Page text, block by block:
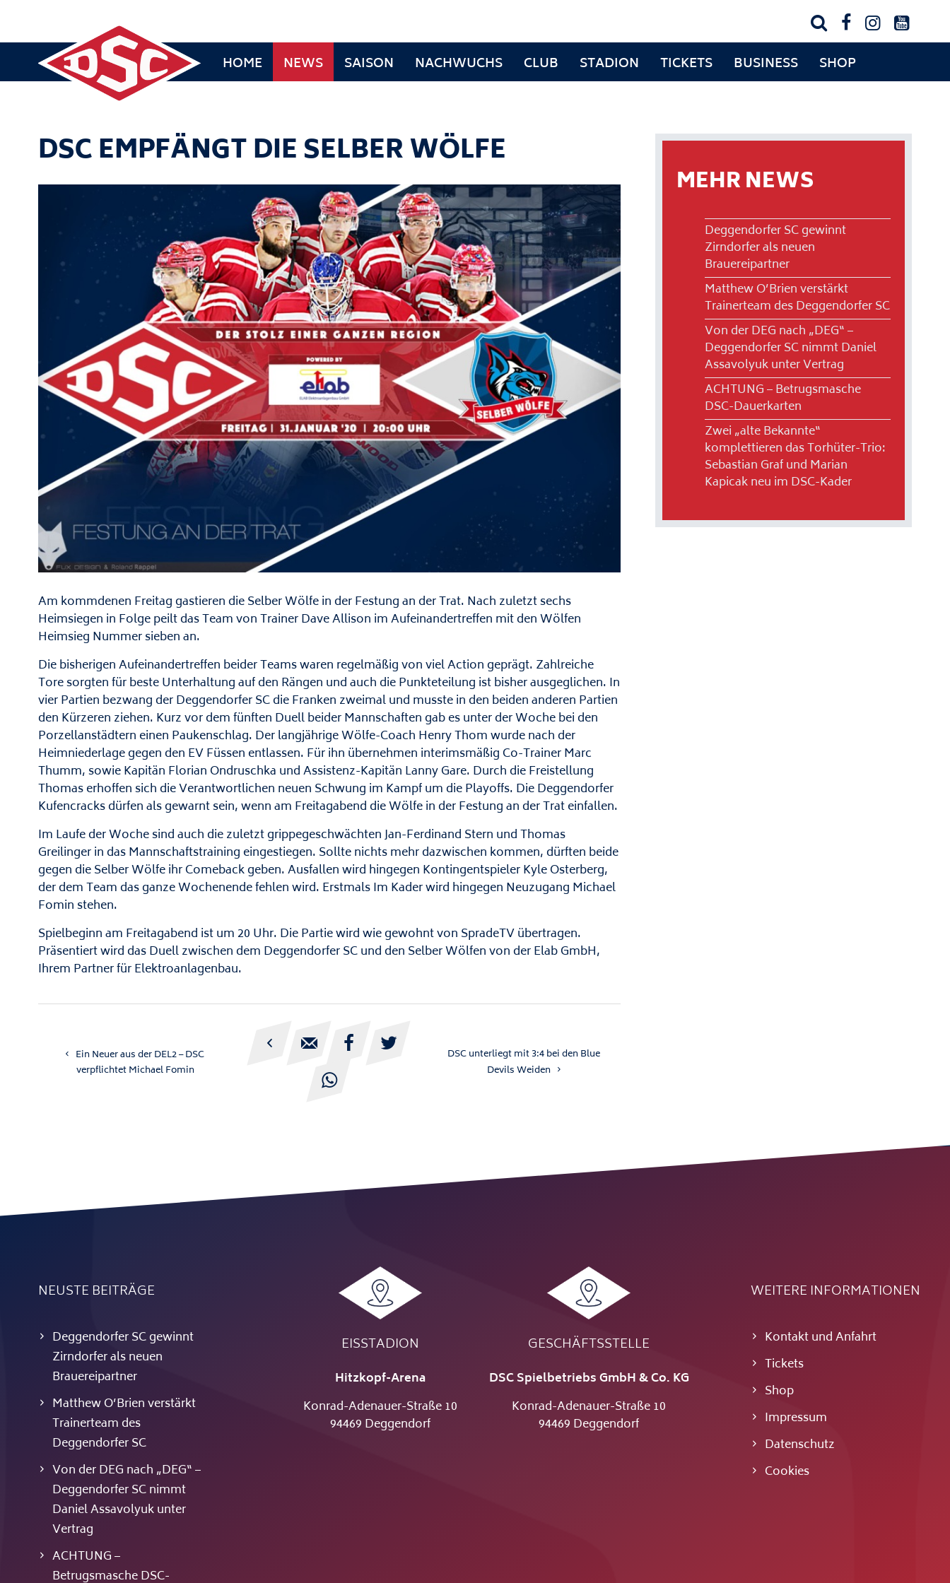
   
HOME NEWS SAISON NACHWUCHS CLUB STADION TICKETS BUSINESS SHOP
DSC EMPFÄNGT DIE SELBER WÖLFE
Am kommdenen Freitag gastieren die Selber Wölfe in der Festung an der Trat. Nach zuletzt sechs
Heimsiegen in Folge peilt das Team von Trainer Dave Allison im Aufeinandertreffen mit den Wölfen
Heimsieg Nummer sieben an.
Die bisherigen Aufeinandertreffen beider Teams waren regelmäßig von viel Action geprägt. Zahlreiche
Tore sorgten für beste Unterhaltung auf den Rängen und auch die Punkteteilung ist bisher ausgeglichen. In
vier Partien bezwang der Deggendorfer SC die Franken zweimal und musste in den beiden anderen Partien
den Kürzeren ziehen. Kurz vor dem fünften Duell beider Mannschaften gab es unter der Woche bei den
Porzellanstädtern einen Paukenschlag. Der langjährige Wölfe-Coach Henry Thom wurde nach der
Heimniederlage gegen den EV Füssen entlassen. Für ihn übernehmen interimsmäßig Co-Trainer Marc
Thumm, sowie Kapitän Florian Ondruschka und Assistenz-Kapitän Lanny Gare. Durch die Freistellung
Thomas erhoffen sich die Verantwortlichen neuen Schwung im Kampf um die Playoffs. Die Deggendorfer
Kufencracks dürfen als gewarnt sein, wenn am Freitagabend die Wölfe in der Festung an der Trat einfallen.
Im Laufe der Woche sind auch die zuletzt grippegeschwächten Jan-Ferdinand Stern und Thomas
Greilinger in das Mannschaftstraining eingestiegen. Sollte nichts mehr dazwischen kommen, dürften beide
gegen die Selber Wölfe ihr Comeback geben. Ausfallen wird hingegen Kontingentspieler Kyle Osterberg,
der dem Team das ganze Wochenende fehlen wird. Erstmals Im Kader wird hingegen Neuzugang Michael
Fomin stehen.
Spielbeginn am Freitagabend ist um 20 Uhr. Die Partie wird wie gewohnt von SpradeTV übertragen.
Präsentiert wird das Duell zwischen dem Deggendorfer SC und den Selber Wölfen von der Elab GmbH,
Ihrem Partner für Elektroanlagenbau.
Ein Neuer aus der DEL2 – DSC
verpflichtet Michael Fomin
  


DSC unterliegt mit 3:4 bei den Blue
Devils Weiden
MEHR NEWS
Deggendorfer SC gewinnt
Zirndorfer als neuen
Brauereipartner
Matthew O’Brien verstärkt
Trainerteam des Deggendorfer SC
Von der DEG nach „DEG“ –
Deggendorfer SC nimmt Daniel
Assavolyuk unter Vertrag
ACHTUNG – Betrugsmasche
DSC-Dauerkarten
Zwei „alte Bekannte“
komplettieren das Torhüter-Trio:
Sebastian Graf und Marian
Kapicak neu im DSC-Kader
NEUSTE BEITRÄGE
Deggendorfer SC gewinnt
Zirndorfer als neuen
Brauereipartner
Matthew O’Brien verstärkt
Trainerteam des
Deggendorfer SC
Von der DEG nach „DEG“ –
Deggendorfer SC nimmt
Daniel Assavolyuk unter
Vertrag
ACHTUNG –
Betrugsmasche DSC-
EISSTADION
Hitzkopf-Arena
Konrad-Adenauer-Straße 10
94469 Deggendorf
GESCHÄFTSSTELLE
DSC Spielbetriebs GmbH & Co. KG
Konrad-Adenauer-Straße 10
94469 Deggendorf
WEITERE INFORMATIONEN
Kontakt und Anfahrt
Tickets
Shop
Impressum
Datenschutz
Cookies